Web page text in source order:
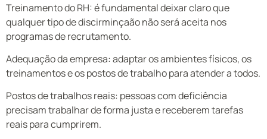
Treinamento do RH: é fundamental deixar claro que
qualquer tipo de discirminçaão não será aceita nos
programas de recrutamento.
Adequação da empresa: adaptar os ambientes físicos, os
treinamentos e os postos de trabalho para atender a todos.
Postos de trabalhos reais: pessoas com deficiência
precisam trabalhar de forma justa e receberem tarefas
reais para cumprirem.